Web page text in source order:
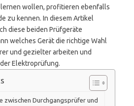
wollen, profitieren ebenfalls
zu kennen. In diesem Artikel
diese beiden Prüfgeräte
welches Gerät die richtige Wahl
und gezielter arbeiten und
Elektroprüfung.
zwischen Durchgangsprüfer und